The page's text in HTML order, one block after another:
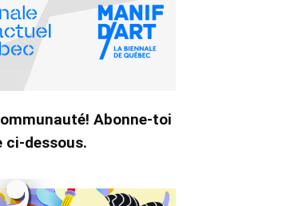
Abonne-toi
dessous.